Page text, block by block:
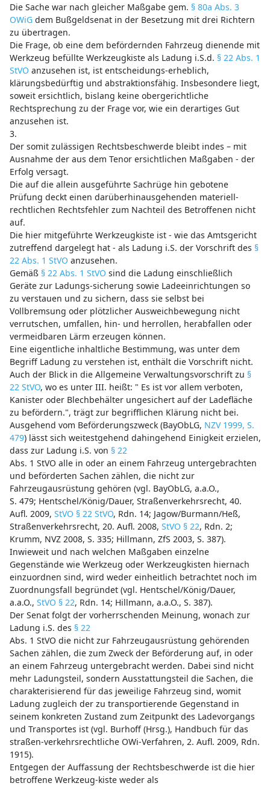
Die Sache war nach gleicher Maßgabe gem. § 80a Abs. 3
OWiGdem Bußgeldsenat in der Besetzung mit drei Richtern
zu übertragen.
Die Frage, ob eine dem befördernden Fahrzeug dienende mit
Werkzeug befüllte Werkzeugkiste als Ladung i.S.d. § 22 Abs. 1
StVO anzusehen ist, ist entscheidungs-erheblich,
klärungsbedürftig und abstraktionsfähig. Insbesondere liegt,
soweit ersichtlich, bislang keine obergerichtliche
Rechtsprechung zu der Frage vor, wie ein derartiges Gut
anzusehen ist.
3.
Der somit zulässigen Rechtsbeschwerde bleibt indes – mit
Ausnahme der aus dem Tenor ersichtlichen Maßgaben - der
Erfolg versagt.
Die auf die allein ausgeführte Sachrüge hin gebotene
Prüfung deckt einen darüberhinausgehenden materiell-
rechtlichen Rechtsfehler zum Nachteil des Betroffenen nicht
auf.
Die hier mitgeführte Werkzeugkiste ist - wie das Amtsgericht
zutreffend dargelegt hat - als Ladung i.S. der Vorschrift des §
22 Abs. 1 StVO anzusehen.
Gemäß § 22 Abs. 1 StVO sind die Ladung einschließlich
Geräte zur Ladungs-sicherung sowie Ladeeinrichtungen so
zu verstauen und zu sichern, dass sie selbst bei
Vollbremsung oder plötzlicher Ausweichbewegung nicht
verrutschen, umfallen, hin- und herrollen, herabfallen oder
vermeidbaren Lärm erzeugen können.
Eine eigentliche inhaltliche Bestimmung, was unter dem
Begriff Ladung zu verstehen ist, enthält die Vorschrift nicht.
Auch der Blick in die Allgemeine Verwaltungsvorschrift zu §
22 StVO, wo es unter III. heißt: " Es ist vor allem verboten,
Kanister oder Blechbehälter ungesichert auf der Ladefläche
zu befördern.", trägt zur begrifflichen Klärung nicht bei.
Ausgehend vom Beförderungszweck (BayObLG, NZV 1999, S.
479) lässt sich weitestgehend dahingehend Einigkeit erzielen,
dass zur Ladung i.S. von § 22
Abs. 1 StVO alle in oder an einem Fahrzeug untergebrachten
und beförderten Sachen zählen, die nicht zur
Fahrzeugausrüstung gehören (vgl. BayObLG, a.a.O.,
S. 479; Hentschel/König/Dauer, Straßenverkehrsrecht, 40.
Aufl. 2009, StVO § 22 StVO, Rdn. 14; Jagow/Burmann/Heß,
Straßenverkehrsrecht, 20. Aufl. 2008, StVO § 22, Rdn. 2;
Krumm, NVZ 2008, S. 335; Hillmann, ZfS 2003, S. 387).
Inwieweit und nach welchen Maßgaben einzelne
Gegenstände wie Werkzeug oder Werkzeugkisten hiernach
einzuordnen sind, wird weder einheitlich betrachtet noch im
Zuordnungsfall begründet (vgl. Hentschel/König/Dauer,
a.a.O., StVO § 22, Rdn. 14; Hillmann, a.a.O., S. 387).
Der Senat folgt der vorherrschenden Meinung, wonach zur
Ladung i.S. des § 22
Abs. 1 StVO die nicht zur Fahrzeugausrüstung gehörenden
Sachen zählen, die zum Zweck der Beförderung auf, in oder
an einem Fahrzeug untergebracht werden. Dabei sind nicht
mehr Ladungsteil, sondern Ausstattungsteil die Sachen, die
charakterisierend für das jeweilige Fahrzeug sind, womit
Ladung zugleich der zu transportierende Gegenstand in
seinem konkreten Zustand zum Zeitpunkt des Ladevorgangs
und Transportes ist (vgl. Burhoff (Hrsg.), Handbuch für das
straßen-verkehrsrechtliche OWi-Verfahren, 2. Aufl. 2009, Rdn.
1915).
Entgegen der Auffassung der Rechtsbeschwerde ist die hier
betroffene Werkzeug-kiste weder als